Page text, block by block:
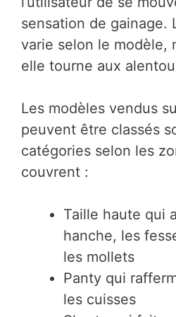
sensation de gainage.
varie selon le modèle,
elle tourne aux
Les modèles vendus
peuvent être classés
catégories selon les
couvrent :
Taille haute qui
hanche, les
les mollets
Panty qui
les cuisses